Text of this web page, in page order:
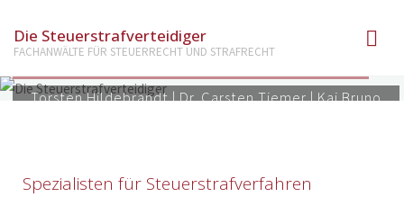
Die Steuerstrafverteidiger
FACHANWÄLTE FÜR STEUERRECHT UND STRAFRECHT
Die Steuerstrafverteidiger
Torsten Hildebrandt | Dr. Carsten Tiemer | Kai Bruno
Spezialisten für Steuerstrafverfahren